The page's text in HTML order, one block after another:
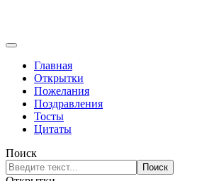
Главная
Открытки
Пожелания
Поздравления
Тосты
Цитаты
Поиск
Поиск